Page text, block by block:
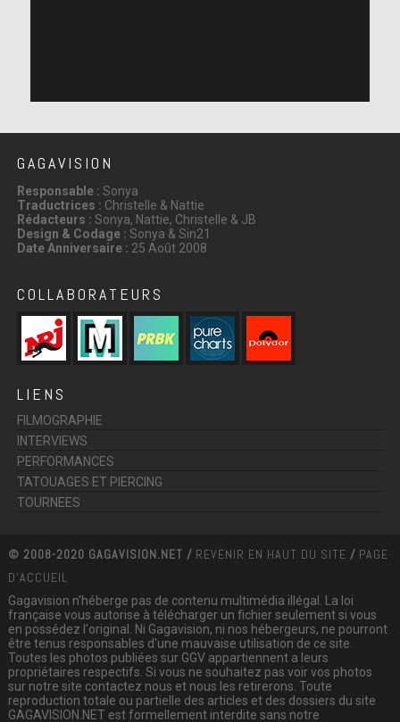
GAGAVISION
Responsable : Sonya
Traductrices : Christelle & Nattie
Rédacteurs : Sonya, Nattie, Christelle & JB
Design & Codage : Sonya & Sin21
Date Anniversaire : 25 Août 2008
COLLABORATEURS
LIENS
FILMOGRAPHIE
INTERVIEWS
PERFORMANCES
TATOUAGES ET PIERCING
TOURNEES
© 2008-2020 GAGAVISION.NET / REVENIR EN HAUT DU SITE / PAGE
D'ACCUEIL
Gagavision n'héberge pas de contenu multimédia illégal. La loi
française vous autorise à télécharger un fichier seulement si vous
en possédez l'original. Ni Gagavision, ni nos hébergeurs, ne pourront
être tenus responsables d'une mauvaise utilisation de ce site.
Toutes les photos publiées sur GGV appartiennent a leurs
propriétaires respectifs. Si vous ne souhaitez pas voir vos photos
sur notre site contactez nous et nous les retirerons. Toute
reproduction totale ou partielle des articles et des dossiers du site
GAGAVISION.NET est formellement interdite sans notre